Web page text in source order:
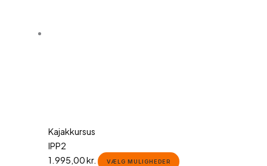
Kajakkursus
IPP2
1.995,00kr. VÆLG MULIGHEDER